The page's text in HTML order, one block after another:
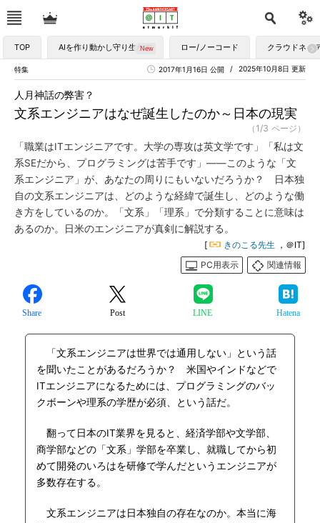
TOP AIを作り動かし守り生かす ロー/ノーコード クラウドネイ
特集 2025年10月8日 更新
2017年1月16日 公開
文系エンジニアはなぜ誕生したのか～日本の現実
人月神話の弊害？
（1/3 ページ）
「職業はITエンジニアです。大学の専攻は英文学です」「私は文
系SEだから、プログラミングは苦手です」――このような「文
系エンジニア」が、あなたの周りにもいないだろうか？ 日本独
自の文系エンジニアは、どのような経緯で誕生し、どのような働
き方をしているのか。「文系」「理系」で分類することに意味は
あるのか。日米のエンジニアが真剣に解説する。
[ きのこる先生 ，＠IT]
PC用表示
関連情報
Share Post LINE Hatena
「文系エンジニアは世界では通用しない」という話
を聞いたことがあるだろうか？ 米国やインドなどで
ITエンジニアになるためには、プログラミングのバッ
クボーンや理系の学歴が必須、という話だ。
翻って日本のIT業界を見ると、経済学部や文学部、
商学部などの「文系」学部を卒業し、就職してから初
めて開発のいろはを研修で学んだというエンジニアが
多数存在する。
文系エンジニアは日本独自の存在なのか。本当に海